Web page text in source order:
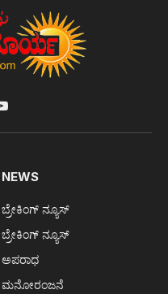
YouTube
NEWS
ಬ್ರೇಕಿಂಗ್ ನ್ಯೂಸ್
ಬ್ರೇಕಿಂಗ್ ನ್ಯೂಸ್
ಅಪರಾಧ
ಮನೋರಂಜನೆ